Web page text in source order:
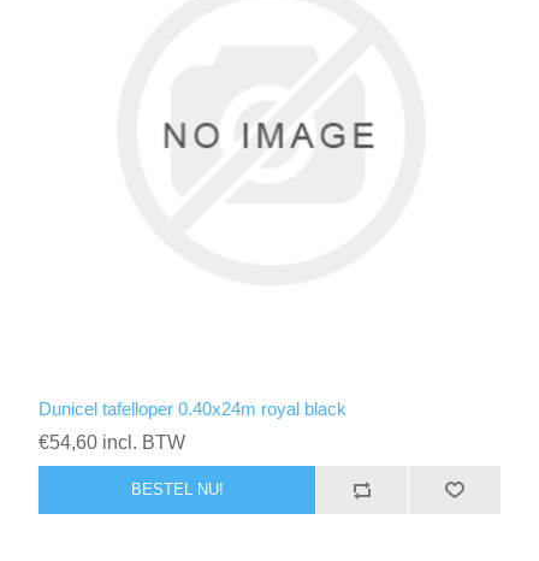
Dunicel tafelloper 0.40x24m royal black
€54,60 incl. BTW